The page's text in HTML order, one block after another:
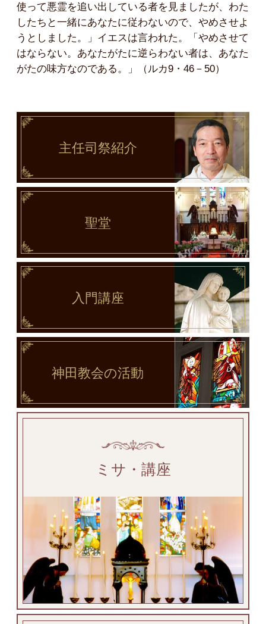
使って悪霊を追い出している者を見ましたが、わた
したちと一緒にあなたに従わないので、やめさせよ
うとしました。」イエスは言われた。「やめさせて
はならない。あなたがたに逆らわない者は、あなた
がたの味方なのである。」（ルカ9・46－50）
主任司祭紹介
聖堂
入門講座
神田教会の活動
ミサ・講座